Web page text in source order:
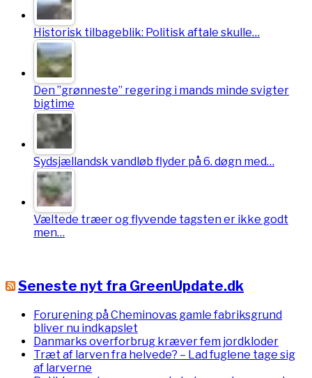
Historisk tilbageblik: Politisk aftale skulle…
Den ”grønneste” regering i mands minde svigter
bigtime
Sydsjællandsk vandløb flyder på 6. døgn med…
Væltede træer og flyvende tagsten er ikke godt
men…
Seneste nyt fra GreenUpdate.dk
Forurening på Cheminovas gamle fabriksgrund
bliver nu indkapslet
Danmarks overforbrug kræver fem jordkloder
Træt af larven fra helvede? – Lad fuglene tage sig
af larverne